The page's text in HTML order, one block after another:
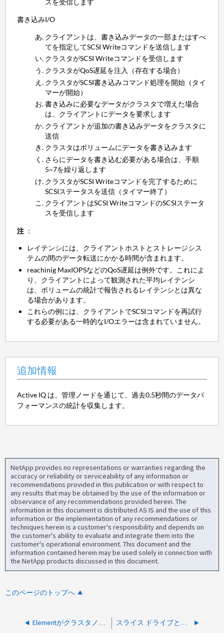
スを受信します
書き込みI/O
クライアントは、書き込みデータの一部またはすべ
てを指定してSCSI Writeコマンドを送信します
クラスタがSCSI Writeコマンドを受信します
クラスタがQoS遅延を注入（存在する場合）
クラスタがSCSI書き込みコマンド処理を開始（タイ
マーが開始）
書き込みに必要なデータがクラスタで増えた場合
は、クライアントにデータを要求します
クライアントが追加の書き込みデータをクラスタに
送信
クラスタはボリュームにデータを書き込みます
さらにデータを書き込む必要がある場合は、手順
5~7を繰り返します
クラスタがSCSI Writeコマンドを完了するために
SCSIステータスを送信（タイマー終了）
クライアントはSCSI WriteコマンドのSCSIステータ
スを受信します
注：
レイテンシには、クライアントホストとストレージシス
テムの間のデータ転送にかかる時間が含まれます。
reachinig MaxIOPSなどのQoS遅延は例外です。これによ
り、クライアントによって観測された平均レイテンシ
は、ボリュームの統計で報告されるレイテンシとは異な
る場合があります。
これらの例には、クライアントでSCSIコマンドを再試行
する必要がある一時的なI/Oエラーは含まれていません。
追加情報
Active IQ は、管理ノードを通じて、過去0.5秒間のデータパ
フォーマンスの統計を収集します。
NetApp provides no representations or warranties regarding the
accuracy or reliability or serviceability of any information or
recommendations provided in this publication or with respect to
any results that may be obtained by the use of the information or
observance of any recommendations provided herein. The
information in this document is distributed AS IS and the use of this
information or the implementation of any recommendations or
techniques herein is a customer's responsibility and depends on
the customer's ability to evaluate and integrate them into the
customer's operational environment. This document and the
information contained herein may be used solely in connection with
the NetApp products discussed in this document.
このページのトップへ
Elementがクラスタノード全体にボリュームを分散する仕組み スライス ドライブとブロック ドライブは、Element OS クラスターから論理的にどれくらいの期間外に残しておく必要がありますか?